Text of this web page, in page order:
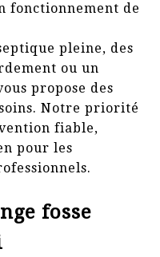
fonctionnement de
pleine, des
ou un
propose des
Notre priorité
fiable,
pour les
fosse